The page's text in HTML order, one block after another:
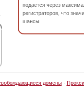
подается через
регистраторов, что
шансы.
домены· Прокси